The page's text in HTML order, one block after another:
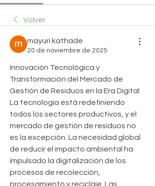
Volver
mayuri kathade
20 de noviembre de 2025
Innovación Tecnológica y
Transformación del Mercado de
Gestión de Residuos en la Era Digital
La tecnología está redefiniendo
todos los sectores productivos, y el
mercado de gestión de residuos no
es la excepción. La necesidad global
de reducir el impacto ambiental ha
impulsado la digitalización de los
procesos de recolección,
procesamiento y reciclaje. Las